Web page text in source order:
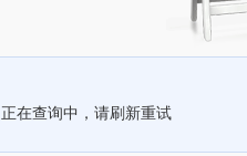
正在查询中，请刷新重试